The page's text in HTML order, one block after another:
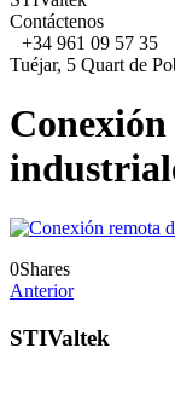
Contáctenos
+34 961 09 57 35
Tuéjar, 5 Quart de
Conexión
0Shares
Anterior
STIValtek